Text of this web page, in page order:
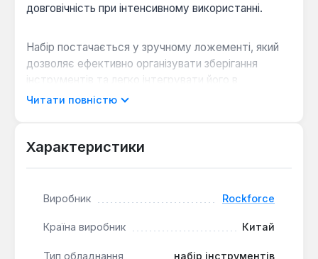
довговічність при інтенсивному використанні.
Набір постачається у зручному ложементі, який
дозволяє ефективно організувати зберігання
інструментів та легко інтегрувати його в
інструментальний візок або використовувати як
робочому місці.
торцеві головки, подовжувачі, тріскачки, біти та
розмірів та типів кріплень. Зокрема, набір включає
Г-подібні ключі (Hex та Torx), головки-біти M14,
Читати повністю
Характеристики
Виробник Rockforce
Країна виробник Китай
Тип обладнання набір інструментів